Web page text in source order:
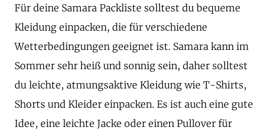
Für deine Samara Packliste solltest du bequeme
Kleidung einpacken, die für verschiedene
Wetterbedingungen geeignet ist. Samara kann im
Sommer sehr heiß und sonnig sein, daher solltest
du leichte, atmungsaktive Kleidung wie T-Shirts,
Shorts und Kleider einpacken. Es ist auch eine gute
Idee, eine leichte Jacke oder einen Pullover für